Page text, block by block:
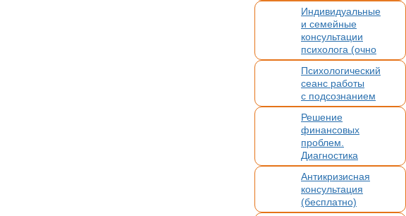
видеосвязь,
бронирование,
платежи. Без
конкуренции
Индивидуальные
и семейные
консультации
психолога (очно
и онлайн) для
взрослых и детей
Психологический
сеанс работы
с подсознанием
Решение
финансовых
проблем.
Диагностика
и точный анализ
любой ситуации
Антикризисная
консультация
(бесплатно)